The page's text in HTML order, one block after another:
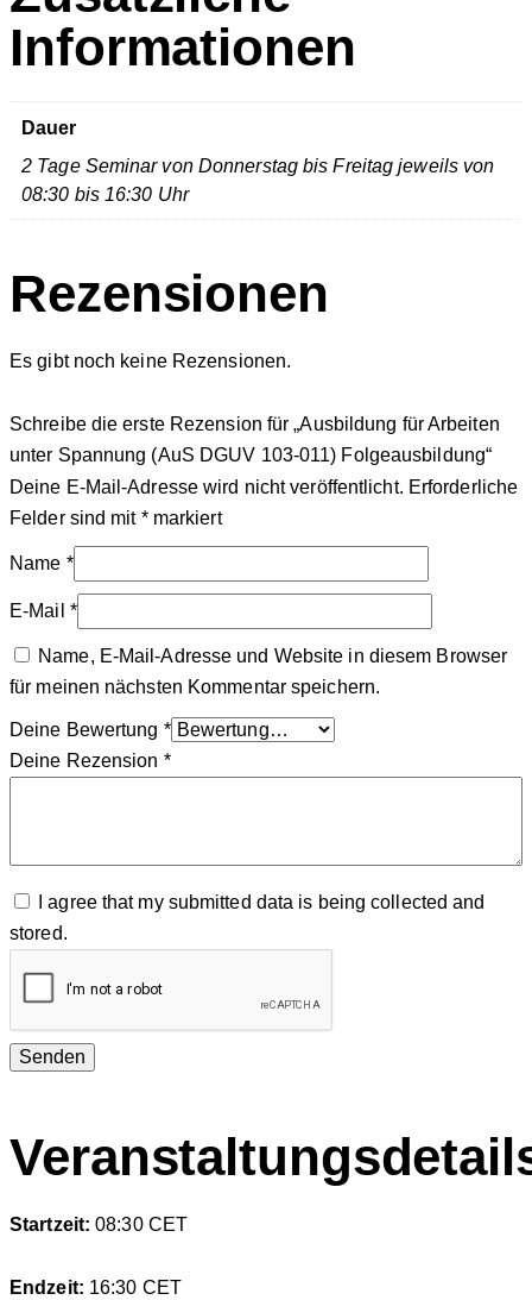
Informationen
Dauer
2 Tage Seminar von Donnerstag bis Freitag jeweils von
08:30 bis 16:30 Uhr
Rezensionen
Es gibt noch keine Rezensionen.
Schreibe die erste Rezension für „Ausbildung für Arbeiten
unter Spannung (AuS DGUV 103-011) Folgeausbildung“
Deine E-Mail-Adresse wird nicht veröffentlicht. Erforderliche
Felder sind mit *markiert
Name *
E-Mail *
Name, E-Mail-Adresse und Website in diesem Browser
für meinen nächsten Kommentar speichern.
Deine Bewertung *
Deine Rezension *
I agree that my submitted data is being collected and
stored.
Startzeit:08:30 CET
Endzeit: 16:30 CET